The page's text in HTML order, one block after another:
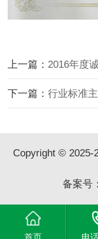
上一篇： 2016年度
下一篇：行业标准
Copyright © 2025-
备案号：
首页 电